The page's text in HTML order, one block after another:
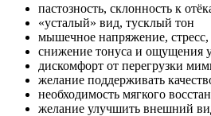
пастозность, склонность к
«усталый» вид, тусклый тон
мышечное напряжение,
снижение тонуса и ощущения
дискомфорт от перегрузки
желание поддерживать
необходимость мягкого
желание улучшить внешний